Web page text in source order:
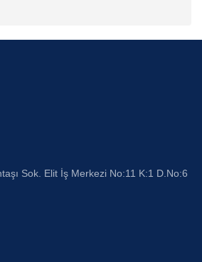
Sok. Elit İş Merkezi No:11 K:1 D.No:6